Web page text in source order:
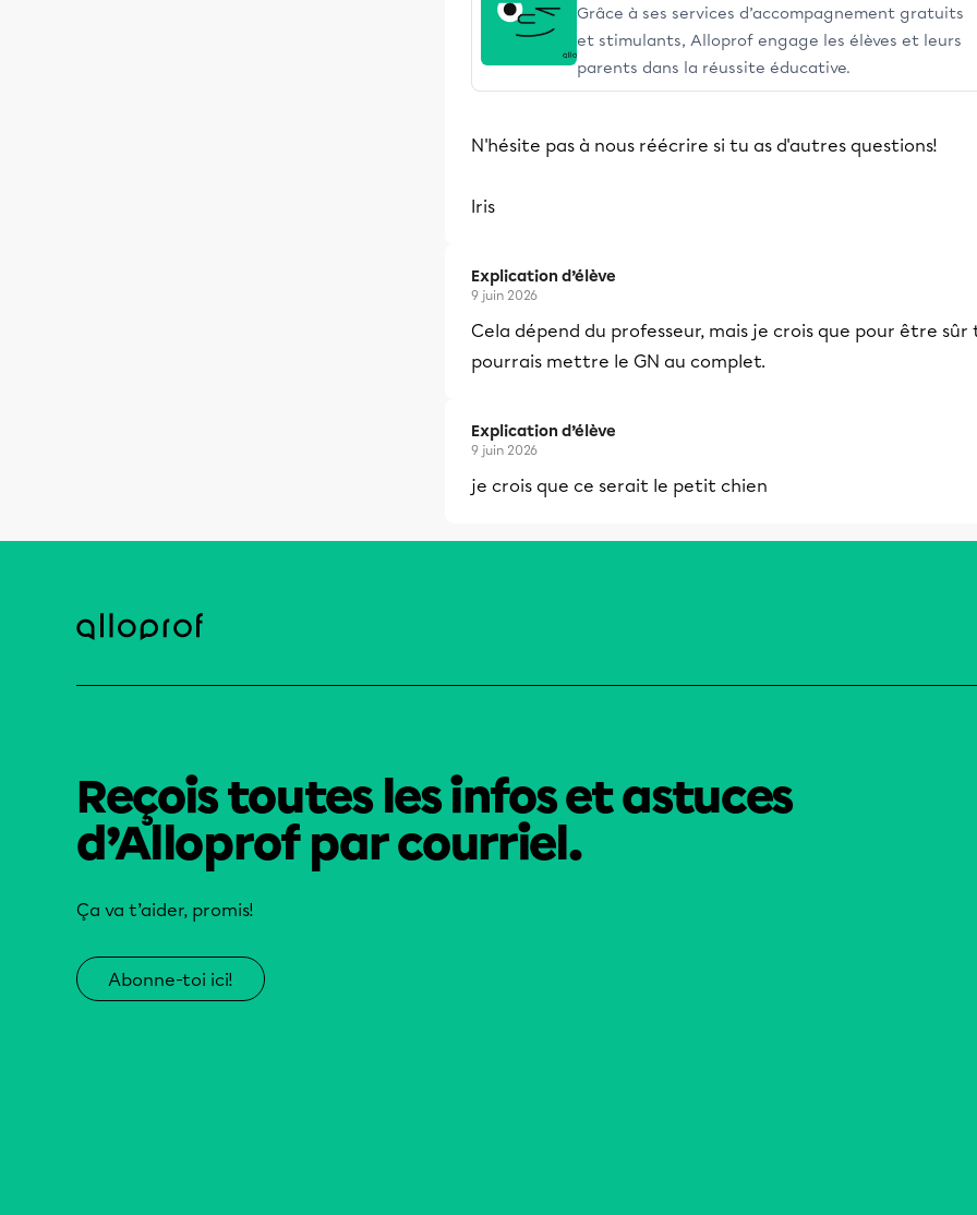
Grâce à ses services d’accompagnement gratuits
et stimulants, Alloprof engage les élèves et leurs
parents dans la réussite éducative.
N'hésite pas à nous réécrire si tu as d'autres questions!
Iris
Explication d’élève
9 juin 2026
Cela dépend du professeur, mais je crois que pour être sûr
pourrais mettre le GN au complet.
Explication d’élève
9 juin 2026
je crois que ce serait le petit chien
Reçois toutes les infos et astuces
d’Alloprof par courriel.
Ça va t’aider, promis!
Abonne-toi ici!